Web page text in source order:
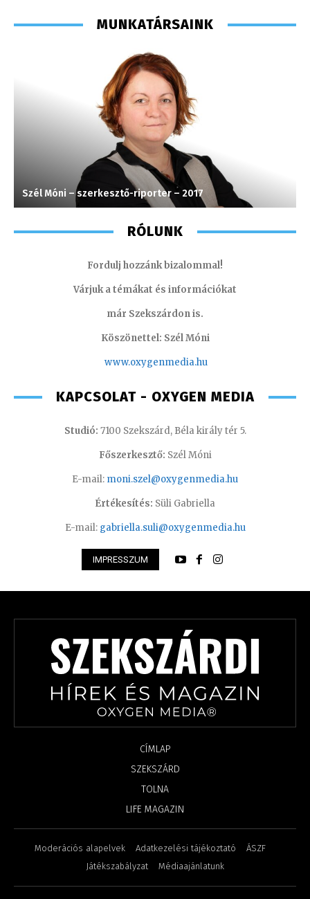
MUNKATÁRSAINK
Szél Móni – szerkesztő-riporter – 2017
RÓLUNK
Fordulj hozzánk bizalommal!
Várjuk a témákat és információkat
már Szekszárdon is.
Köszönettel: Szél Móni
www.oxygenmedia.hu
KAPCSOLAT - OXYGEN MEDIA
Studió: 7100 Szekszárd, Béla király tér 5.
Főszerkesztő: Szél Móni
E-mail: moni.szel@oxygenmedia.hu
Értékesítés: Süli Gabriella
E-mail: gabriella.suli@oxygenmedia.hu
IMPRESSZUM
CÍMLAP
SZEKSZÁRD
TOLNA
LIFE MAGAZIN
Moderációs alapelvek Adatkezelési tájékoztató
ÁSZF
Játékszabályzat
Médiaajánlatunk